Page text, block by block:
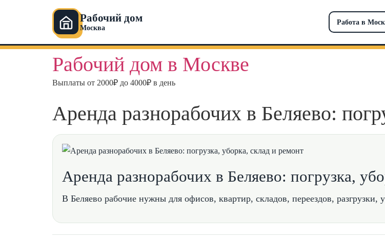
Рабочий дом
Москва
Работа в
Перейти
Рабочий дом в Москве
Выплаты от 2000₽ до 4000₽ в день
Аренда разнорабочих в Беляево:
Аренда разнорабочих в Беляево: погрузка,
В Беляево рабочие нужны для офисов, квартир, складов, переездов, разгрузки,